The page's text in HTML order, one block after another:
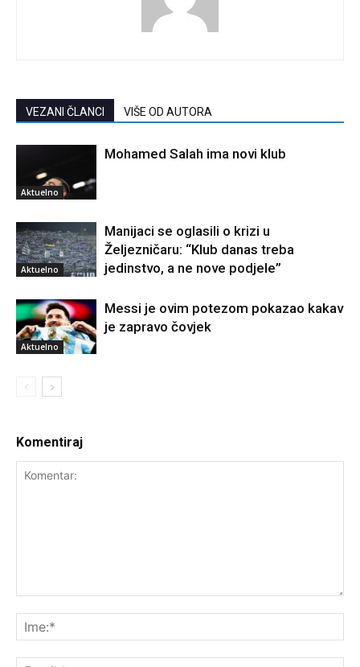
VEZANI ČLANCI VIŠE OD AUTORA
Aktuelno
Mohamed Salah ima novi klub
Aktuelno
Manijaci se oglasili o krizi u
Željezničaru: “Klub danas treba
jedinstvo, a ne nove podjele”
Aktuelno
Messi je ovim potezom pokazao kakav
je zapravo čovjek
Komentiraj